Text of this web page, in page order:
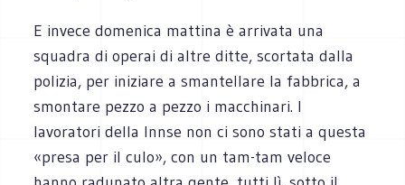
E invece domenica mattina è arrivata una
squadra di operai di altre ditte, scortata dalla
polizia, per iniziare a smantellare la fabbrica, a
smontare pezzo a pezzo i macchinari. I
lavoratori della Innse non ci sono stati a questa
«presa per il culo», con un tam-tam veloce